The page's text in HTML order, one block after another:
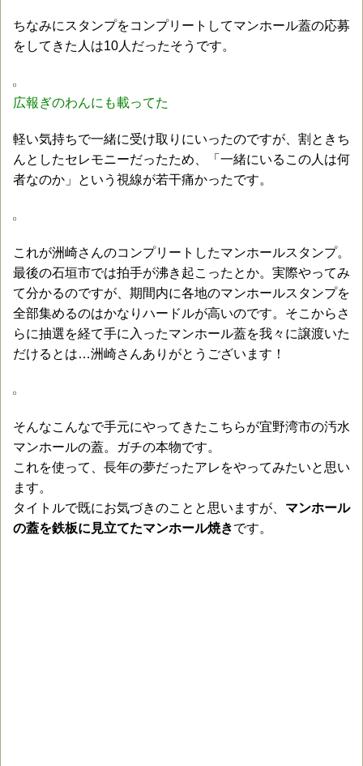
ちなみにスタンプをコンプリートしてマンホール蓋の応募
をしてきた人は10人だったそうです。
広報ぎのわんにも載ってた
軽い気持ちで一緒に受け取りにいったのですが、割ときち
んとしたセレモニーだったため、「一緒にいるこの人は何
者なのか」という視線が若干痛かったです。
これが洲崎さんのコンプリートしたマンホールスタンプ。
最後の石垣市では拍手が沸き起こったとか。実際やってみ
て分かるのですが、期間内に各地のマンホールスタンプを
全部集めるのはかなりハードルが高いのです。そこからさ
らに抽選を経て手に入ったマンホール蓋を我々に譲渡いた
だけるとは…洲崎さんありがとうございます！
そんなこんなで手元にやってきたこちらが宜野湾市の汚水
マンホールの蓋。ガチの本物です。
これを使って、長年の夢だったアレをやってみたいと思い
ます。
タイトルで既にお気づきのことと思いますが、 マンホール
の蓋を鉄板に見立てたマンホール焼きです。